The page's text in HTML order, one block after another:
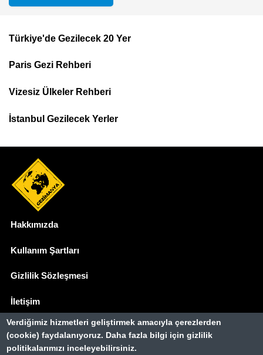
Footer
Top
Menu
Türkiye'de Gezilecek 20 Yer
Paris Gezi Rehberi
Vizesiz Ülkeler Rehberi
İstanbul Gezilecek Yerler
Hakkımızda
Kullanım Şartları
Gizlilik Sözleşmesi
İletişim
Basında Biz
Verdiğimiz hizmetleri geliştirmek amacıyla çerezlerden
(cookie) faydalanıyoruz. Daha fazla bilgi için gizlilik
politikalarımızı inceleyebilirsiniz.